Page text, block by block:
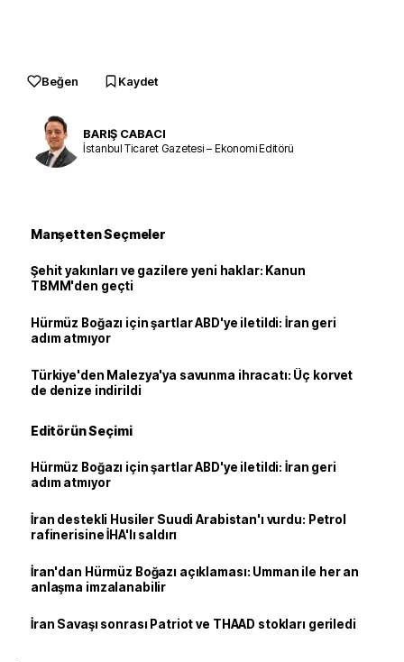
Beğen Kaydet
BARIŞ CABACI
İstanbul Ticaret Gazetesi – Ekonomi Editörü
Manşetten Seçmeler
Şehit yakınları ve gazilere yeni haklar: Kanun
TBMM'den geçti
Hürmüz Boğazı için şartlar ABD'ye iletildi: İran geri
adım atmıyor
Türkiye'den Malezya'ya savunma ihracatı: Üç korvet
de denize indirildi
Editörün Seçimi
Hürmüz Boğazı için şartlar ABD'ye iletildi: İran geri
adım atmıyor
İran destekli Husiler Suudi Arabistan'ı vurdu: Petrol
rafinerisine İHA'lı saldırı
İran'dan Hürmüz Boğazı açıklaması: Umman ile her an
anlaşma imzalanabilir
İran Savaşı sonrası Patriot ve THAAD stokları geriledi